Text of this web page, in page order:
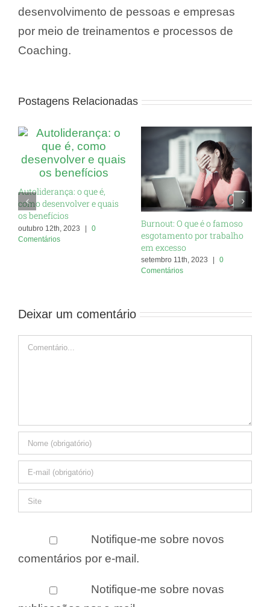
desenvolvimento de pessoas e empresas
por meio de treinamentos e processos de
Coaching.
Postagens Relacionadas
Autoliderança: o que é,
como desenvolver e quais
os benefícios
outubro 12th, 2023 |
0
Comentários
Burnout: O que é o famoso
esgotamento por trabalho
em excesso
setembro 11th, 2023
0
Comentários
Deixar um comentário
Comentário
Notifique-me sobre novos
comentários por e-mail.
Notifique-me sobre novas